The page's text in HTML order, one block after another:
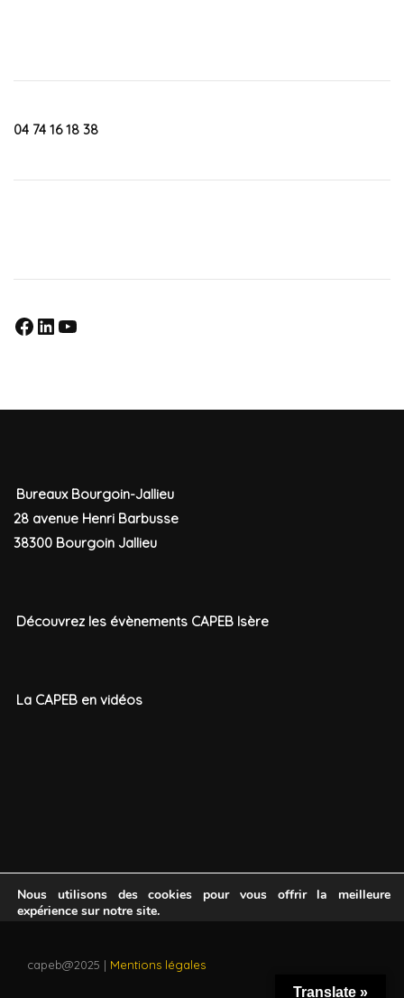
04 74 16 18 38
Bureaux Bourgoin-Jallieu
28 avenue Henri Barbusse
38300 Bourgoin Jallieu
Découvrez les évènements CAPEB Isère
La CAPEB en vidéos
capeb@2025 | Mentions légales
Translate »
Nous utilisons des cookies pour vous offrir la meilleure
expérience sur notre site.